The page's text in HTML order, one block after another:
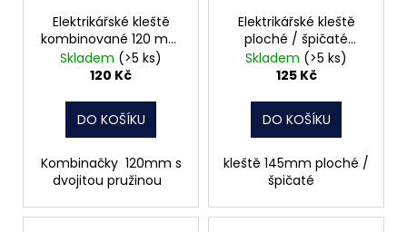
Elektrikářské kleště
kombinované 120 mm
CONNEX
Skladem (>5 ks)
120 Kč
DO KOŠÍKU
Kombinačky 120mm s
dvojitou pružinou
Elektrikářské kleště
ploché / špičaté
145mm CONNEX
Skladem (>5 ks)
125 Kč
DO KOŠÍKU
kleště 145mm ploché /
špičaté